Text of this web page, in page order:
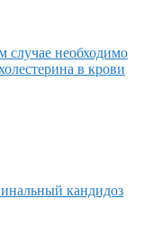
случае необходимо
в крови
кандидоз